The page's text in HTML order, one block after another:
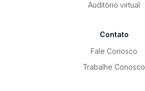
Auditório virtual
Contato
Fale Conosco
Trabalhe Conosco